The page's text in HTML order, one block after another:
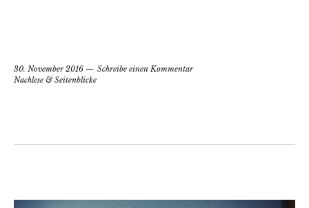
30. November 2016
Schreibe einen Kommentar
Nachlese & Seitenblicke